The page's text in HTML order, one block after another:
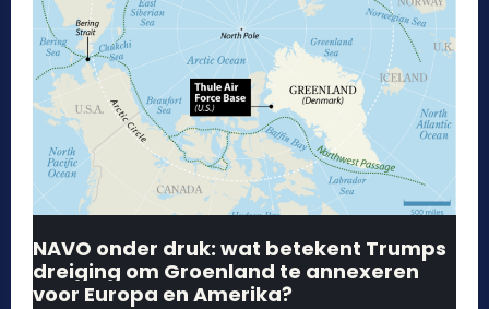
NAVO onder druk: wat betekent Trumps
dreiging om Groenland te annexeren
voor Europa en Amerika?